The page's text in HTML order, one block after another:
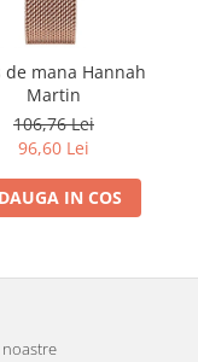
de mana Hannah
Martin
106,76 Lei
96,60 Lei
IN COS